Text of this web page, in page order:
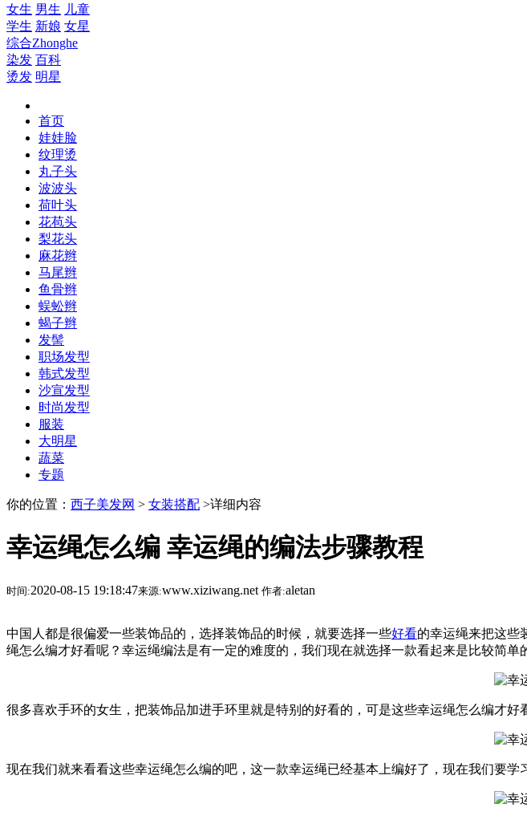
女生 男生 儿童
学生 新娘 女星
综合Zhonghe
染发 百科
烫发 明星
首页
娃娃脸
纹理烫
丸子头
波波头
荷叶头
花苞头
梨花头
麻花辫
马尾辫
鱼骨辫
蜈蚣辫
蝎子辫
发髻
职场发型
韩式发型
沙宣发型
时尚发型
服装
大明星
蔬菜
专题
你的位置： 西子美发网 > 女装搭配 >详细内容
幸运绳怎么编 幸运绳的编法步骤教程
时间:2020-08-15 19:18:47来源:www.xiziwang.net 作者:aletan
中国人都是很偏爱一些装饰品的，选择装饰品的时候，就要选择一些好看的幸运绳来把这些
绳怎么编才好看呢？幸运绳编法是有一定的难度的，我们现在就选择一款看起来是比较简单
很多喜欢手环的女生，把装饰品加进手环里就是特别的好看的，可是这些幸运绳怎么编才
现在我们就来看看这些幸运绳怎么编的吧，这一款幸运绳已经基本上编好了，现在我们要